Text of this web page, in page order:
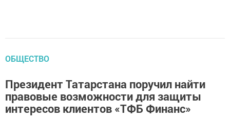
ОБЩЕСТВО
Президент Татарстана поручил найти
правовые возможности для защиты
интересов клиентов «ТФБ Финанс»